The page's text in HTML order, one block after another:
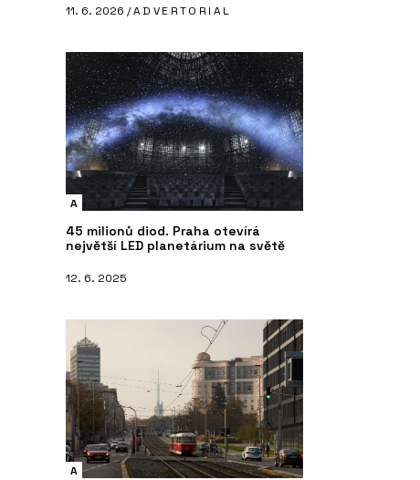
11. 6. 2026 /ADVERTORIAL
A
45 milionů diod. Praha otevírá
největší LED planetárium na světě
12. 6. 2025
A